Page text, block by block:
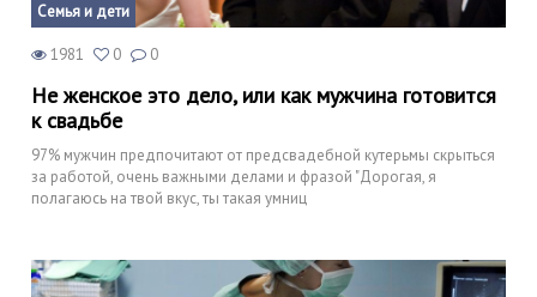
Семья и дети
1981 0 0
Не женское это дело, или как мужчина готовится
к свадьбе
97% мужчин предпочитают от предсвадебной кутерьмы скрыться
за работой, очень важными делами и фразой "Дорогая, я
полагаюсь на твой вкус, ты такая умниц